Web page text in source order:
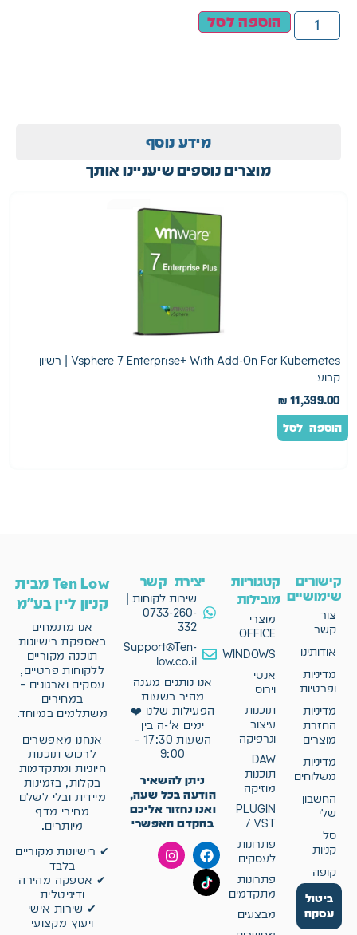
הוספה לסל
מידע נוסף
מוצרים נוספים שיעניינו אותך
Vsphere 7 Enterprise+ With Add-On For Kubernetes | רשיון
קבוע
₪ 11,399.00
הוספה לסל
קישורים
שימושיים
צור
קשר
אודותינו
מדיניות
ופרטיות
מדיניות
החזרת
מוצרים
מדיניות
משלוחים
החשבון
שלי
סל
קניות
קופה
ביטול
עסקה
קטגוריות
מובילות
מוצרי
OFFICE
WINDOWS
אנטי
וירוס
תוכנות
עיצוב
וגרפיקה
DAW
תוכנות
מוזיקה
PLUGIN
/ VST
פתרונות
לעסקים
פתרונות
מתקדמים
מבצעים
יצירת קשר
שירות לקוחות |
0733-260-
332
Support@Ten-
low.co.il
אנו נותנים מענה
מהיר בשעות
הפעילות שלנו ❤️
ימים א'-ה בין
השעות 17:30 –
9:00
ניתן להשאיר
הודעה בכל שעה,
ואנו נחזור אליכם
בהקדם האפשרי
Ten Low מבית
קניון ליין בע"מ
אנו מתמחים
באספקת רישיונות
תוכנה מקוריים
ללקוחות פרטיים,
עסקים וארגונים –
במחירים
משתלמים במיוחד.
אנחנו מאפשרים
לרכוש תוכנות
חיוניות ומתקדמות
בקלות, בזמינות
מיידית ובלי לשלם
מחירי מדף
מיותרים.
✔ רישיונות מקוריים
בלבד
✔ אספקה מהירה
ודיגיטלית
✔ שירות אישי
ויעוץ מקצועי